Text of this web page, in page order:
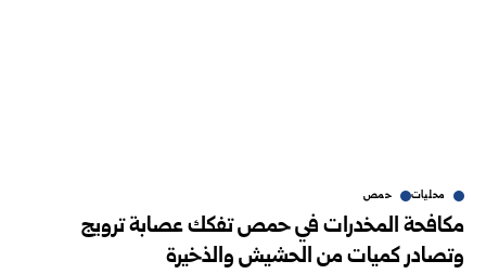
محليات حمص
مكافحة المخدرات في حمص تفكك عصابة ترويج
وتصادر كميات من الحشيش والذخيرة